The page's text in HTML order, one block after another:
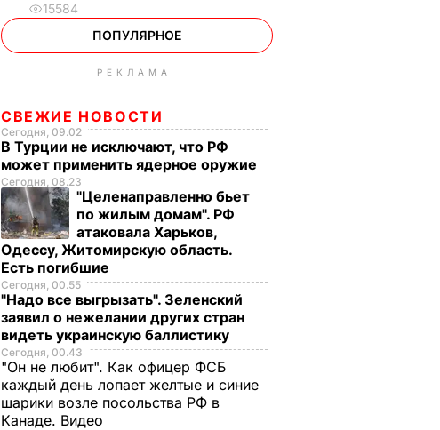
15584
ПОПУЛЯРНОЕ
РЕКЛАМА
СВЕЖИЕ НОВОСТИ
Сегодня, 09.02
В Турции не исключают, что РФ
может применить ядерное оружие
Сегодня, 08.23
"Целенаправленно бьет
по жилым домам". РФ
атаковала Харьков,
Одессу, Житомирскую область.
Есть погибшие
Сегодня, 00.55
"Надо все выгрызать". Зеленский
заявил о нежелании других стран
видеть украинскую баллистику
Сегодня, 00.43
"Он не любит". Как офицер ФСБ
каждый день лопает желтые и синие
шарики возле посольства РФ в
Канаде. Видео